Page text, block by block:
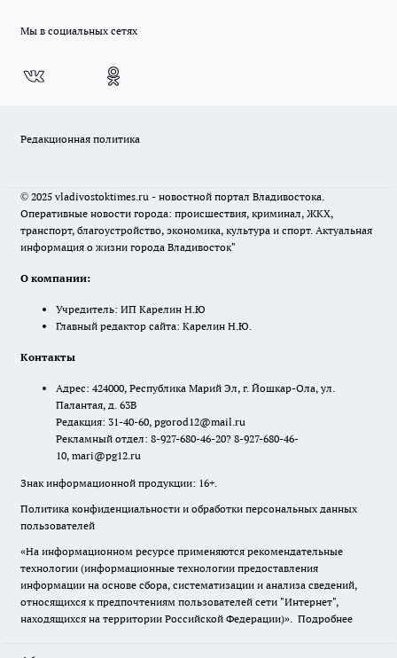
Мы в социальных сетях
Редакционная политика
© 2025 vladivostoktimes.ru - новостной портал Владивостока.
Оперативные новости города: происшествия, криминал, ЖКХ,
транспорт, благоустройство, экономика, культура и спорт. Актуальная
информация о жизни города Владивосток"
О компании:
Учредитель: ИП Карелин Н.Ю
Главный редактор сайта: Карелин Н.Ю.
Контакты
Адрес: 424000, Республика Марий Эл, г. Йошкар-Ола, ул.
Палантая, д. 63В
Редакция: 31-40-60, pgorod12@mail.ru
Рекламный отдел: 8-927-680-46-20? 8-927-680-46-
10, mari@pg12.ru
Знак информационной продукции: 16+.
Политика конфиденциальности и обработки персональных данных
пользователей
«На информационном ресурсе применяются рекомендательные
технологии (информационные технологии предоставления
информации на основе сбора, систематизации и анализа сведений,
относящихся к предпочтениям пользователей сети "Интернет",
находящихся на территории Российской Федерации)». Подробнее